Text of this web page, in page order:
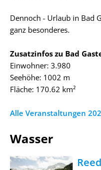
Dennoch - Urlaub in Bad
ganz besonderes.
Zusatzinfos zu Bad
Einwohner: 3.980
Seehöhe: 1002 m
Fläche: 170.62 km²
Alle Veranstaltungen
Wasser